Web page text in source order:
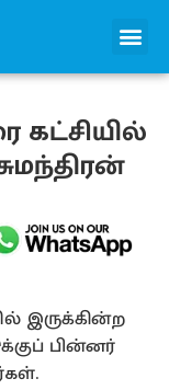
கட்சியில்
இருக்கின்ற
பின்னர்